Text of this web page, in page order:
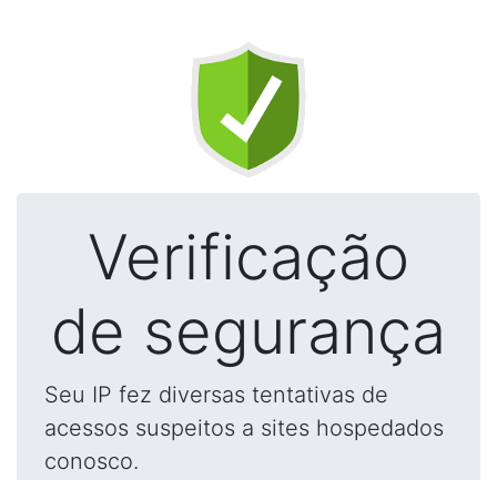
Verificação
de segurança
Seu IP fez diversas tentativas de
acessos suspeitos a sites hospedados
conosco.